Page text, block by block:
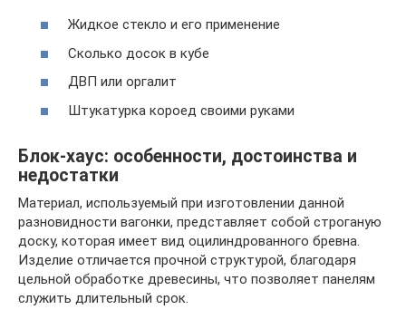
Жидкое стекло и его применение
Сколько досок в кубе
ДВП или оргалит
Штукатурка короед своими руками
Блок-хаус: особенности, достоинства и
недостатки
Материал, используемый при изготовлении данной
разновидности вагонки, представляет собой строганую
доску, которая имеет вид оцилиндрованного бревна.
Изделие отличается прочной структурой, благодаря
цельной обработке древесины, что позволяет панелям
служить длительный срок.